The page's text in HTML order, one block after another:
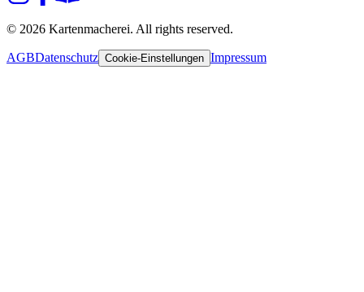
© 2026 Kartenmacherei. All rights reserved.
AGBDatenschutz Cookie-Einstellungen Impressum